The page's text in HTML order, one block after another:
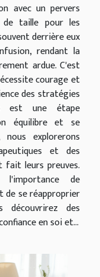
avec un pervers
de taille pour les
derrière eux
rendant la
ardue. C'est
courage et
des stratégies
est une étape
équilibre et se
explorerons
et des
fait leurs preuves.
l'importance de
de se réapproprier
découvrirez des
en soi et...